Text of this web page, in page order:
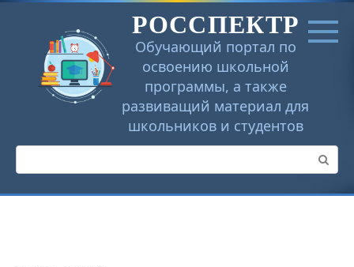
Перейти
РОССПЕКТР
Обучающий портал по
освоению школьной
программы, а также
развиващий материал для
школьников и студентов
Поиск: